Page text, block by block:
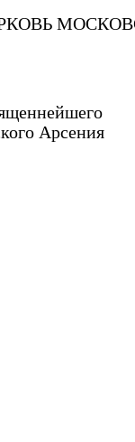
Арсения